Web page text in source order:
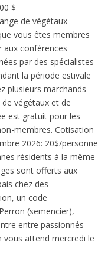
$
de végétaux-
vous êtes membres
aux conférences
par des spécialistes
la période estivale
plusieurs marchands
de végétaux et de
est gratuit pour les
membres. Cotisation
2026: 20$/personne
résidents à la même
sont offerts aux
chez des
un code
(semencier),
entre passionnés
vous attend mercredi le